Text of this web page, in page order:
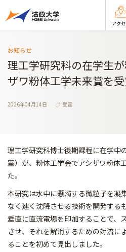
アク
お知らせ
理工学研究科の在学生
ザワ粉体工学未来賞を
2026年04月14日
受賞
理工学研究科博士後期課程に在学中
室）が、粉体工学会でアシザワ粉体
た。
本研究は水中に懸濁する微粒子を凝
な く速く沈降させる技術を開発する
垂直に直流電場を印加することで、
させ、 それを解消するための対流に
ることを初めて見出しました。